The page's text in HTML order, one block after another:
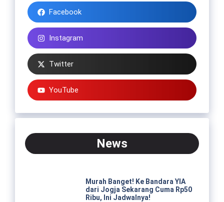
Facebook
Instagram
Twitter
YouTube
News
Murah Banget! Ke Bandara YIA
dari Jogja Sekarang Cuma Rp50
Ribu, Ini Jadwalnya!